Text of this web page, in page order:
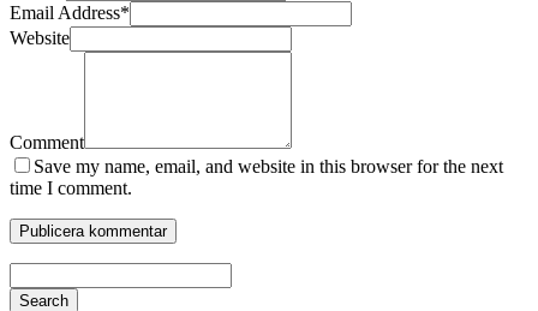
Email Address*
Website
Comment
Save my name, email, and website in this browser for the next
time I comment.
Search